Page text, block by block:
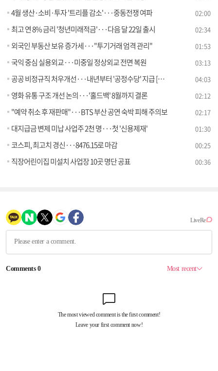
4월 생산·소비·투자 '트리플 감소'···중동전쟁 여파 02:00
최고 연 8% 금리 '청년미래적금'···다음 달 22일 출시 02:34
외국인 부동산 보유 증가세···"투기거래 엄격 관리" 01:53
국익 중심 실용외교···미중일 정상외교 전면 복원 03:13
공공 비정규직 처우개선···내년부터 '공정수당' 지급 [뉴스의 맥] 04:03
영화 유통 구조 개선 논의···'홀드백' 8월까지 결론 02:12
"예약 취소 후 재판매"···BTS 부산 공연 숙박 피해 주의보 02:17
대지급금 변제 미납 사업주 2천 명···첫 '신용제재' 01:30
코스피, 최고치 경신···8476.15로 마감 00:25
직장어린이집 미설치 사업장 10곳 명단 공표 00:36